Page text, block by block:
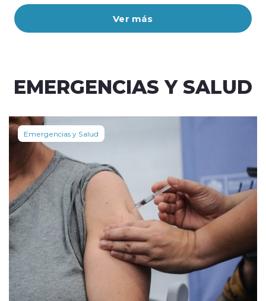
Ver más
EMERGENCIAS Y SALUD
Emergencias y Salud